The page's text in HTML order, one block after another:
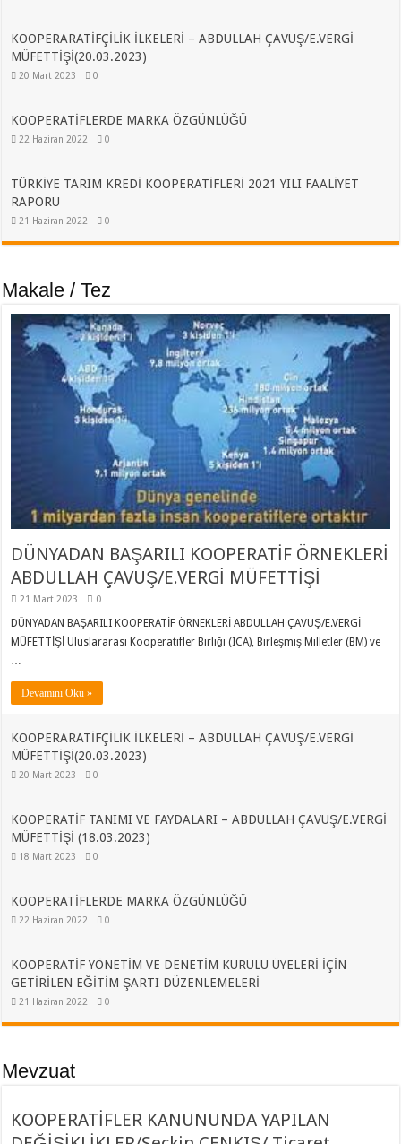
KOOPERARATİFÇİLİK İLKELERİ – ABDULLAH ÇAVUŞ/E.VERGİ
MÜFETTİŞİ(20.03.2023)
20 Mart 2023 0
KOOPERATİFLERDE MARKA ÖZGÜNLÜĞÜ
22 Haziran 2022 0
TÜRKİYE TARIM KREDİ KOOPERATİFLERİ 2021 YILI FAALİYET
RAPORU
21 Haziran 2022 0
Makale / Tez
DÜNYADAN BAŞARILI KOOPERATİF ÖRNEKLERİ
ABDULLAH ÇAVUŞ/E.VERGİ MÜFETTİŞİ
21 Mart 2023 0
DÜNYADAN BAŞARILI KOOPERATİF ÖRNEKLERİ ABDULLAH ÇAVUŞ/E.VERGİ
MÜFETTİŞİ Uluslararası Kooperatifler Birliği (ICA), Birleşmiş Milletler (BM) ve
…
Devamını Oku »
KOOPERARATİFÇİLİK İLKELERİ – ABDULLAH ÇAVUŞ/E.VERGİ
MÜFETTİŞİ(20.03.2023)
20 Mart 2023 0
KOOPERATİF TANIMI VE FAYDALARI – ABDULLAH ÇAVUŞ/E.VERGİ
MÜFETTİŞİ (18.03.2023)
18 Mart 2023 0
KOOPERATİFLERDE MARKA ÖZGÜNLÜĞÜ
22 Haziran 2022 0
KOOPERATİF YÖNETİM VE DENETİM KURULU ÜYELERİ İÇİN
GETİRİLEN EĞİTİM ŞARTI DÜZENLEMELERİ
21 Haziran 2022 0
Mevzuat
KOOPERATİFLER KANUNUNDA YAPILAN